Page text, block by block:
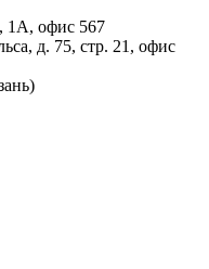
1А, офис 567
д. 75, стр. 21, офис